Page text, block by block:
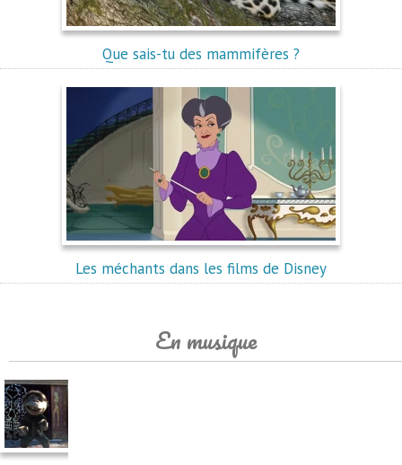
Que sais-tu des mammifères ?
Les méchants dans les films de Disney
En musique